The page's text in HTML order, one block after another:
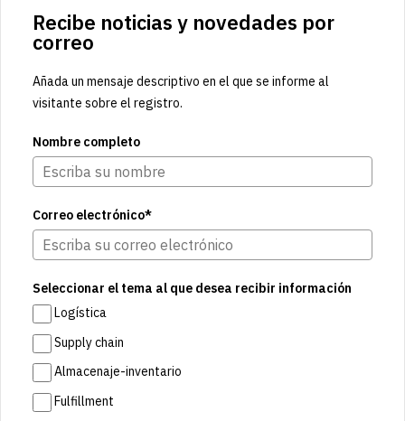
Recibe noticias y novedades por
correo
Añada un mensaje descriptivo en el que se informe al
visitante sobre el registro.
Nombre completo
Correo electrónico*
Seleccionar el tema al que desea recibir información
Logística
Supply chain
Almacenaje-inventario
Fulfillment